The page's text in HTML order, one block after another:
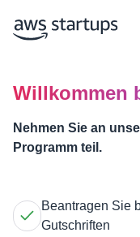
Willkommen
Nehmen Sie an
Programm teil.
Beantragen Sie
Gutschriften